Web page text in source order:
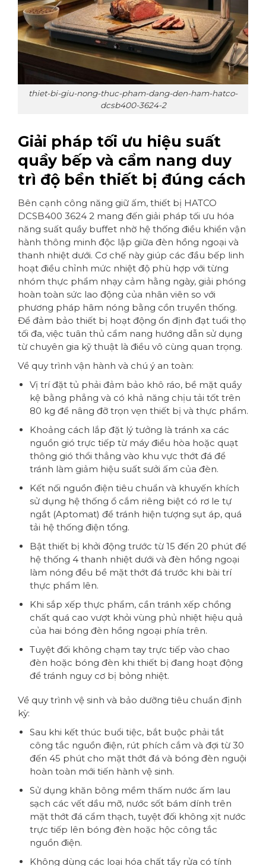
thiet-bi-giu-nong-thuc-pham-dang-den-ham-hatco-
dcsb400-3624-2
Giải pháp tối ưu hiệu suất
quầy bếp và cẩm nang duy
trì độ bền thiết bị đúng cách
Bên cạnh công năng giữ ấm, thiết bị HATCO
DCSB400 3624 2 mang đến giải pháp tối ưu hóa
năng suất quầy buffet nhờ hệ thống điều khiển vận
hành thông minh độc lập giữa đèn hồng ngoại và
thanh nhiệt dưới. Cơ chế này giúp các đầu bếp linh
hoạt điều chỉnh mức nhiệt độ phù hợp với từng
nhóm thực phẩm nhạy cảm hằng ngày, giải phóng
hoàn toàn sức lao động của nhân viên so với
phương pháp hâm nóng bằng cồn truyền thống.
Để đảm bảo thiết bị hoạt động ổn định đạt tuổi thọ
tối đa, việc tuân thủ cẩm nang hướng dẫn sử dụng
từ chuyên gia kỹ thuật là điều vô cùng quan trọng.
Về quy trình vận hành và chú ý an toàn:
Vị trí đặt tủ phải đảm bảo khô ráo, bề mặt quầy
kệ bằng phẳng và có khả năng chịu tải tốt trên
80 kg để nâng đỡ trọn vẹn thiết bị và thực phẩm.
Khoảng cách lắp đặt lý tưởng là tránh xa các
nguồn gió trực tiếp từ máy điều hòa hoặc quạt
thông gió thổi thẳng vào khu vực thớt đá để
tránh làm giảm hiệu suất sưởi ấm của đèn.
Kết nối nguồn điện tiêu chuẩn và khuyến khích
sử dụng hệ thống ổ cắm riêng biệt có rơ le tự
ngắt (Aptomat) để tránh hiện tượng sụt áp, quá
tải hệ thống điện tổng.
Bật thiết bị khởi động trước từ 15 đến 20 phút để
hệ thống 4 thanh nhiệt dưới và đèn hồng ngoại
làm nóng đều bề mặt thớt đá trước khi bài trí
thực phẩm lên.
Khi sắp xếp thực phẩm, cần tránh xếp chồng
chất quá cao vượt khỏi vùng phủ nhiệt hiệu quả
của hai bóng đèn hồng ngoại phía trên.
Tuyệt đối không chạm tay trực tiếp vào chao
đèn hoặc bóng đèn khi thiết bị đang hoạt động
để tránh nguy cơ bị bỏng nhiệt.
Về quy trình vệ sinh và bảo dưỡng tiêu chuẩn định
kỳ:
Sau khi kết thúc buổi tiệc, bắt buộc phải tắt
công tắc nguồn điện, rút phích cắm và đợi từ 30
đến 45 phút cho mặt thớt đá và bóng đèn nguội
hoàn toàn mới tiến hành vệ sinh.
Sử dụng khăn bông mềm thấm nước ấm lau
sạch các vết dầu mỡ, nước sốt bám dính trên
mặt thớt đá cẩm thạch, tuyệt đối không xịt nước
trực tiếp lên bóng đèn hoặc hộc công tắc
nguồn điện.
Không dùng các loại hóa chất tẩy rửa có tính